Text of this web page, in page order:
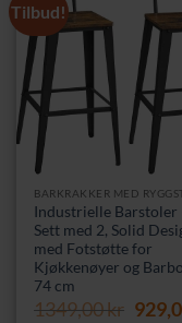
Tilbud!
Industrielle Barstoler
Sett med 2, Solid
med Fotstøtte for
Kjøkkenøyer og
74 cm
1349,00kr